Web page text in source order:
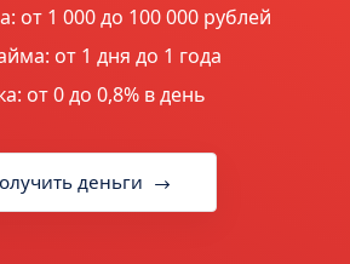
от 1 000 до 100 000 рублей
от 1 дня до 1 года
от 0 до 0,8% в день
деньги